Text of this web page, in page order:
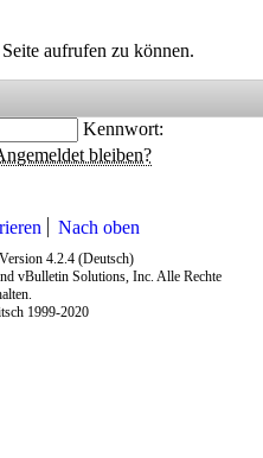
aufrufen zu können.
Kennwort:
bleiben?
Nach oben
4.2.4 (Deutsch)
vBulletin Solutions, Inc. Alle Rechte
1999-2020